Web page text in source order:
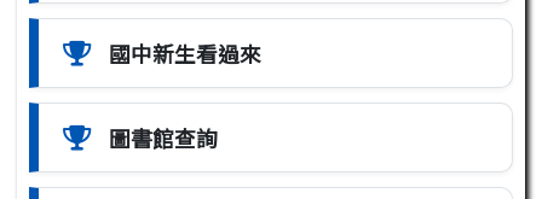
國中新生看過來
圖書館查詢